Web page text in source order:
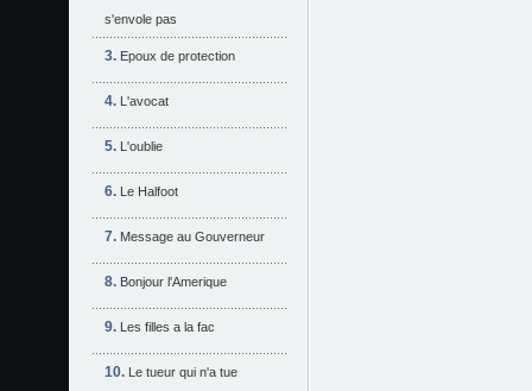
s'envole pas
Epoux de protection
L'avocat
L'oublie
Le Halfoot
Message au Gouverneur
Bonjour l'Amerique
Les filles a la fac
Le tueur qui n'a tue